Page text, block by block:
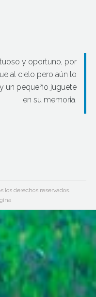
y oportuno, por
al cielo pero aún lo
un pequeño juguete
en su memoria.
los derechos reservados.